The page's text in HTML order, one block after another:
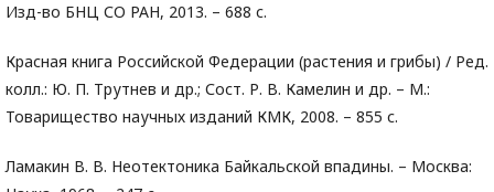
Изд-во БНЦ СО РАН, 2013. – 688 с.
Красная книга Российской Федерации (растения и грибы) / Ред.
колл.: Ю. П. Трутнев и др.; Сост. Р. В. Камелин и др. – М.:
Товарищество научных изданий КМК, 2008. – 855 с.
Ламакин В. В. Неотектоника Байкальской впадины. – Москва: